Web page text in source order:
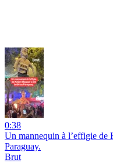
0:38
Un mannequin à l’effigie de
Paraguay.
Brut